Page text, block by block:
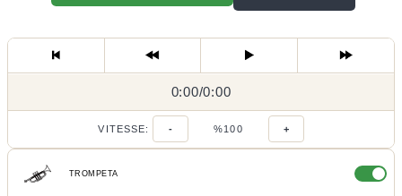
0:00/
0:00/0:00
VITESSE: - %100 +
TROMPETA